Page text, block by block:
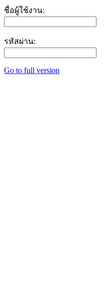
ชื่อผู้ใช้งาน:
รหัสผ่าน:
Go to full version